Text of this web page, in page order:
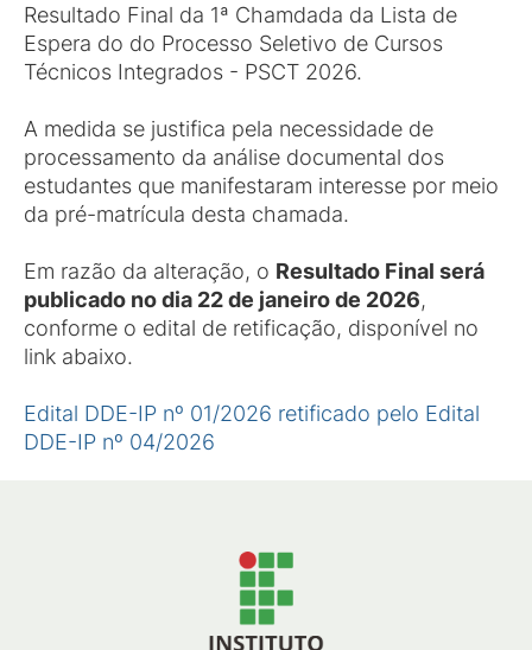
Resultado Final da 1ª Chamdada da Lista de
Espera do do Processo Seletivo de Cursos
Técnicos Integrados - PSCT 2026.
A medida se justifica pela necessidade de
processamento da análise documental dos
estudantes que manifestaram interesse por meio
da pré-matrícula desta chamada.
Em razão da alteração, o Resultado Final será
publicado no dia 22 de janeiro de 2026,
conforme o edital de retificação, disponível no
link abaixo.
Edital DDE-IP nº 01/2026 retificado pelo Edital
DDE-IP nº 04/2026